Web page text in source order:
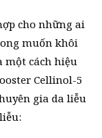
cho những ai
muốn khôi
một cách hiệu
Cellinol-5
gia da liễu